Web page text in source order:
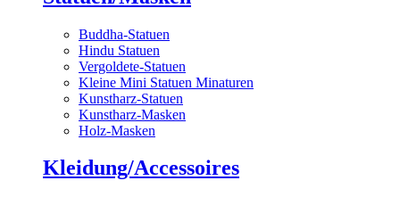
Buddha-Statuen
Hindu Statuen
Vergoldete-Statuen
Kleine Mini Statuen Minaturen
Kunstharz-Statuen
Kunstharz-Masken
Holz-Masken
Kleidung/Accessoires